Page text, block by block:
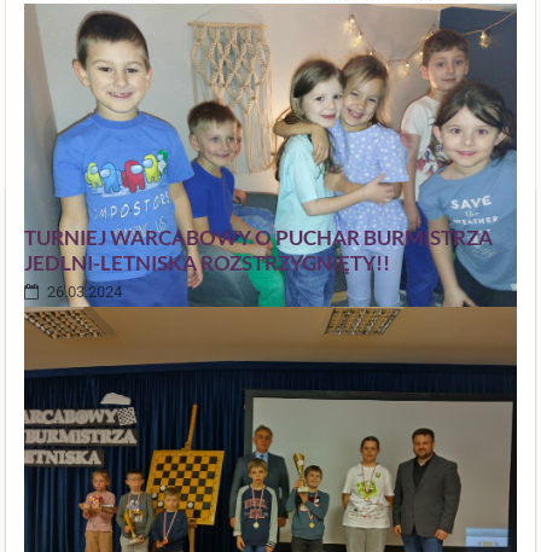
Wychodząc naprzeciw potrzebom naszych uczniów udało się nam w
naszej placówce stworzyć wyjątkowe miejsce – pokój wyciszeń. Jest
to specjalnie wyodrębnienie pomieszczenie, w którym uczniowie mają
możliwość relaksu i odpoczynku, a także wyciszenia emocjonalnego,
odreagowanie napięć oraz doświadczenia poczucia bezpieczeństwa.
Można tam odnaleźć spokój i wypoczynek uczestnicząc w treningu
relaksacyjnym służącym wyciszeniu. Zajęcia w tym pokoju to przede
wszystkim wszechstronna stymulacja układu nerwowego.
TURNIEJ WARCABOWY O PUCHAR BURMISTRZA
JEDLNI-LETNISKA ROZSTRZYGNIĘTY!!
26.03.2024